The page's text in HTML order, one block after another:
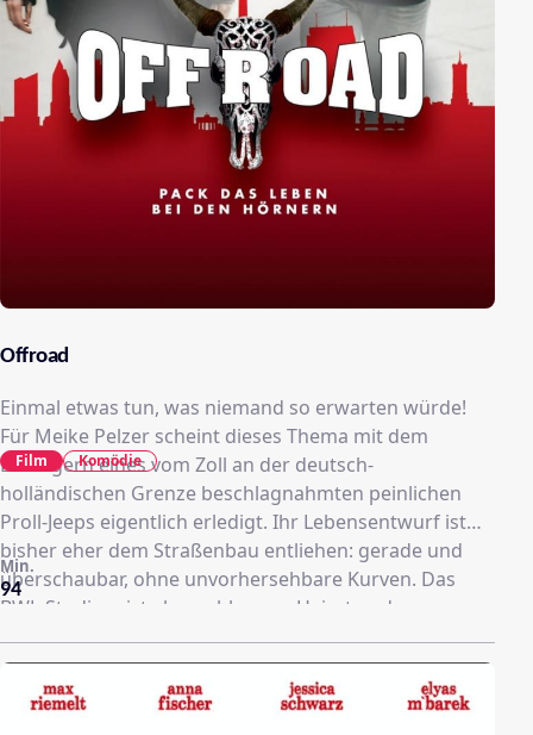
Offroad
Einmal etwas tun, was niemand so erwarten würde!
Für Meike Pelzer scheint dieses Thema mit dem
Ersteigern eines vom Zoll an der deutsch-
holländischen Grenze beschlagnahmten peinlichen
Proll-Jeeps eigentlich erledigt. Ihr Lebensentwurf ist
bisher eher dem Straßenbau entliehen: gerade und
überschaubar, ohne unvorhersehbare Kurven. Das
BWL-Studium ist abgeschlossen, Heirat und
Übernahme des väterlichen Betriebs liegen
unmittelbar vor ihr. Doch dann lässt sich Philip, ihr
Verlobter, dummerweise von Meike in flagranti mit
94
Min.
Film Komödie